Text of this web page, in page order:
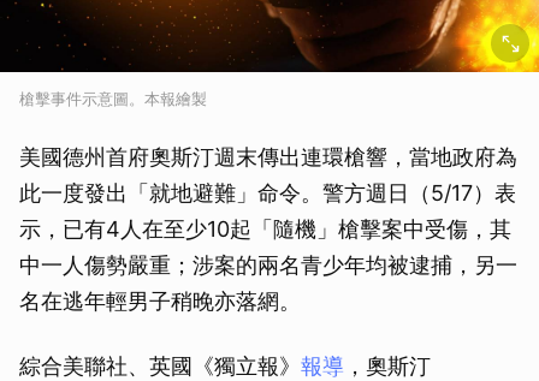
槍擊事件示意圖。本報繪製
美國德州首府奧斯汀週末傳出連環槍響，當地政府為
此一度發出「就地避難」命令。警方週日（5/17）表
示，已有4人在至少10起「隨機」槍擊案中受傷，其
中一人傷勢嚴重；涉案的兩名青少年均被逮捕，另一
名在逃年輕男子稍晚亦落網。
綜合美聯社、英國《獨立報》 報導 ，奧斯汀